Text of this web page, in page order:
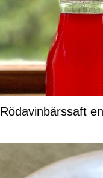
Rödavinbärssaft